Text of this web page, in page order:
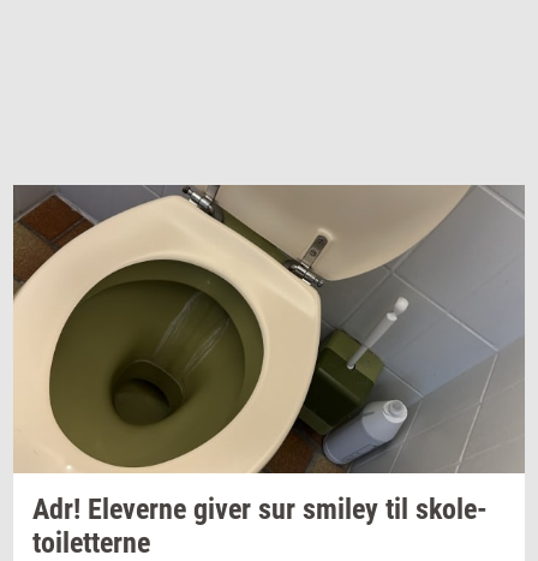
Adr! Ele­ver­ne giver sur smiley til sko­le­
toilet­ter­ne